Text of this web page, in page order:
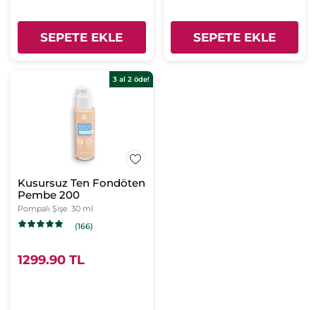
SEPETE EKLE SEPETE EKLE
3 al 2 öde!
Kusursuz Ten Fondöten
Pembe 200
Pompalı Şişe 30 ml
(166)
1299.90 TL